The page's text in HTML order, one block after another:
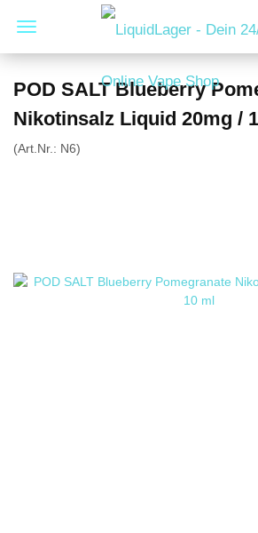
POD SALT Blueberry
Nikotinsalz Liquid 20mg /
(Art.Nr.: N6)